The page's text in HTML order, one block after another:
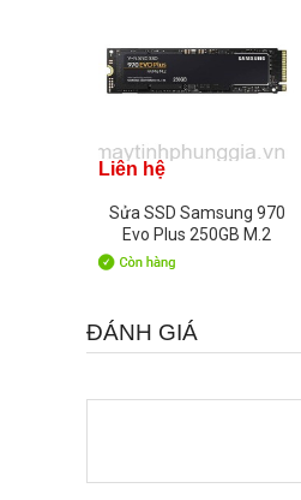
Liên hệ
Sửa SSD Samsung 970
Evo Plus 250GB M.2
NVMe
ĐÁNH GIÁ